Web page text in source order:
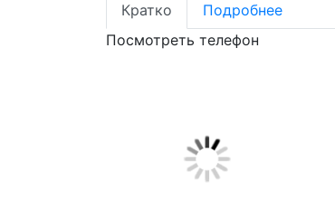
Кратко
Подробнее
Посмотреть телефон